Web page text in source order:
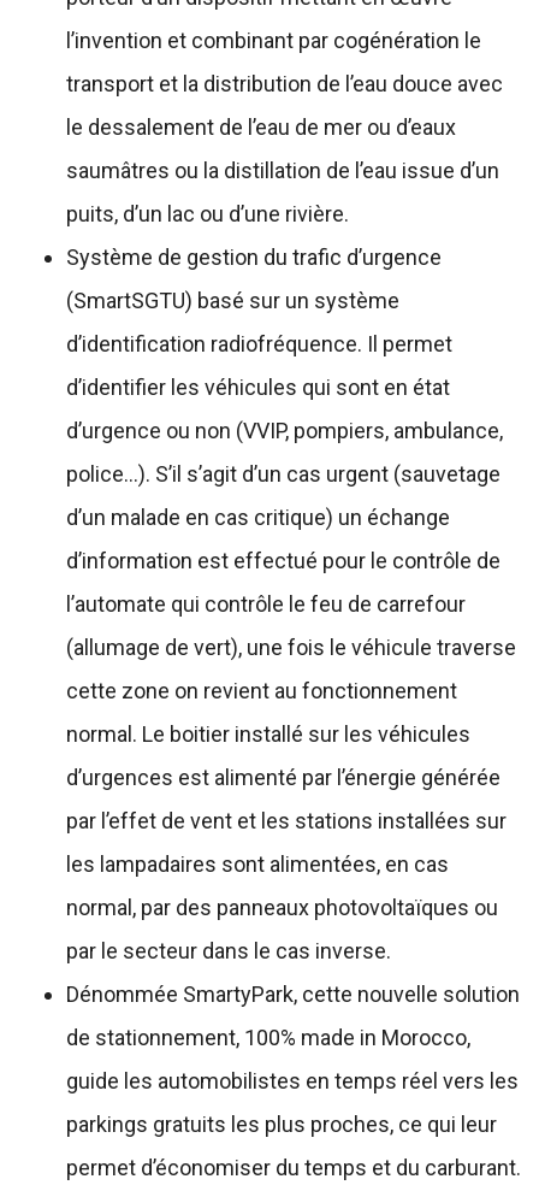
l’invention et combinant par cogénération le
transport et la distribution de l’eau douce avec
le dessalement de l’eau de mer ou d’eaux
saumâtres ou la distillation de l’eau issue d’un
puits, d’un lac ou d’une rivière.
Système de gestion du trafic d’urgence
(SmartSGTU) basé sur un système
d’identification radiofréquence. Il permet
d’identifier les véhicules qui sont en état
d’urgence ou non (VVIP, pompiers, ambulance,
police…). S’il s’agit d’un cas urgent (sauvetage
d’un malade en cas critique) un échange
d’information est effectué pour le contrôle de
l’automate qui contrôle le feu de carrefour
(allumage de vert), une fois le véhicule traverse
cette zone on revient au fonctionnement
normal. Le boitier installé sur les véhicules
d’urgences est alimenté par l’énergie générée
par l’effet de vent et les stations installées sur
les lampadaires sont alimentées, en cas
normal, par des panneaux photovoltaïques ou
par le secteur dans le cas inverse.
Dénommée SmartyPark, cette nouvelle solution
de stationnement, 100% made in Morocco,
guide les automobilistes en temps réel vers les
parkings gratuits les plus proches, ce qui leur
permet d’économiser du temps et du carburant.